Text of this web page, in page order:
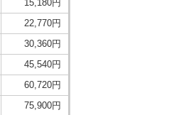
15,180円
22,770円
30,360円
45,540円
60,720円
75,900円